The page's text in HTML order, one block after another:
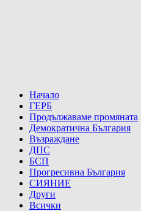
Начало
ГЕРБ
Продължаваме промяната
Демократична България
Възраждане
ДПС
БСП
Прогресивна България
СИЯНИЕ
Други
Всички